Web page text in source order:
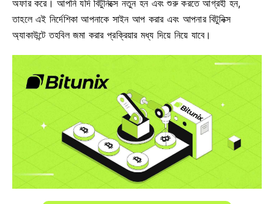
অফার করে। আপনি যদি বিটুনিক্সে নতুন হন এবং শুরু করতে আগ্রহী হন,
তাহলে এই নির্দেশিকা আপনাকে সাইন আপ করার এবং আপনার বিটুনিক্স
অ্যাকাউন্টে তহবিল জমা করার প্রক্রিয়ার মধ্য দিয়ে নিয়ে যাবে।